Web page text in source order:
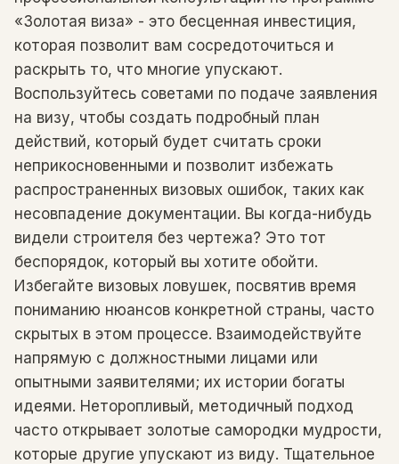
«Золотая виза» - это бесценная инвестиция,
которая позволит вам сосредоточиться и
раскрыть то, что многие упускают.
Воспользуйтесь советами по подаче заявления
на визу, чтобы создать подробный план
действий, который будет считать сроки
неприкосновенными и позволит избежать
распространенных визовых ошибок, таких как
несовпадение документации. Вы когда-нибудь
видели строителя без чертежа? Это тот
беспорядок, который вы хотите обойти.
Избегайте визовых ловушек, посвятив время
пониманию нюансов конкретной страны, часто
скрытых в этом процессе. Взаимодействуйте
напрямую с должностными лицами или
опытными заявителями; их истории богаты
идеями. Неторопливый, методичный подход
часто открывает золотые самородки мудрости,
которые другие упускают из виду. Тщательное